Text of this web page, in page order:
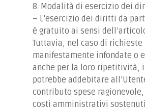
8. Modalità di esercizio dei
– L’esercizio dei diritti da
è gratuito ai sensi dell’articolo
Tuttavia, nel caso di richieste
manifestamente infondate o
anche per la loro ripetitività,
potrebbe addebitare
contributo spese
costi amministrativi